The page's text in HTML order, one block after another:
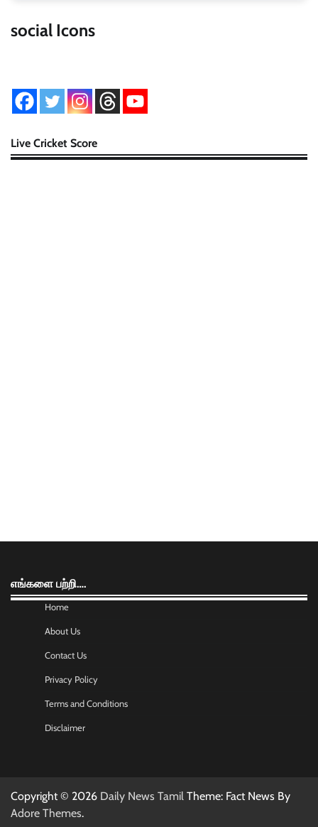
social Icons
Live Cricket Score
எங்களை பற்றி….
Home
About Us
Contact Us
Privacy Policy
Terms and Conditions
Disclaimer
Copyright © 2026 Daily News Tamil Theme: Fact News By
Adore Themes.